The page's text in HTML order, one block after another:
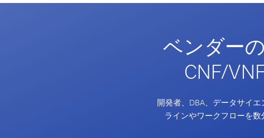
ベンダー
CNF/
開発者、DBA、データサイ
ラインやワークフローを数